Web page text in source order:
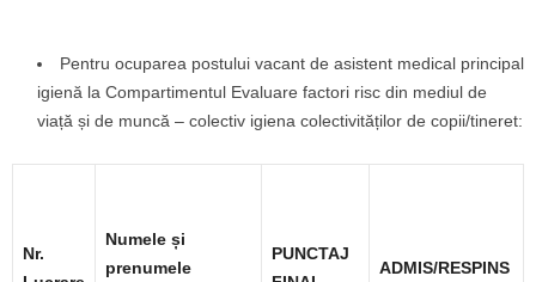
Pentru ocuparea postului vacant de asistent medical principal
igienă la Compartimentul Evaluare factori risc din mediul de
viață și de muncă – colectiv igiena colectivităților de copii/tineret:
Nr.
Numele și
prenumele
PUNCTAJ
ADMIS/RESPINS